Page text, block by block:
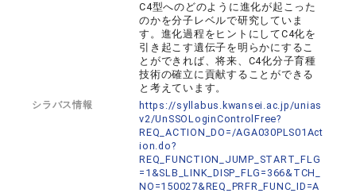
C4型へのどのように進化が起こった
のかを分子レベルで研究していま
す。進化過程をヒントにしてC4化を
引き起こす遺伝子を明らかにするこ
とができれば、将来、C4化分子育種
技術の確立に貢献することができる
と考えています。
シラバス情報
https://syllabus.kwansei.ac.jp/unias
v2/UnSSOLoginControlFree?
REQ_ACTION_DO=/AGA030PLS01Act
ion.do?
REQ_FUNCTION_JUMP_START_FLG
=1&SLB_LINK_DISP_FLG=366&TCH_
NO=150027&REQ_PRFR_FUNC_ID=A